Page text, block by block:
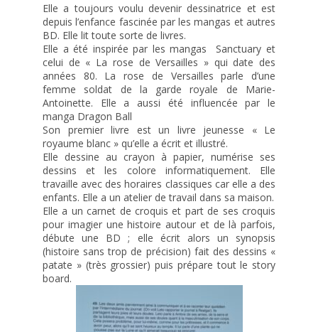
Elle a toujours voulu devenir dessinatrice et est
depuis l’enfance fascinée par les mangas et autres
BD. Elle lit toute sorte de livres.
Elle a été inspirée par les mangas Sanctuary et
celui de « La rose de Versailles » qui date des
années 80. La rose de Versailles parle d’une
femme soldat de la garde royale de Marie-
Antoinette. Elle a aussi été influencée par le
manga Dragon Ball
Son premier livre est un livre jeunesse « Le
royaume blanc » qu’elle a écrit et illustré.
Elle dessine au crayon à papier, numérise ses
dessins et les colore informatiquement. Elle
travaille avec des horaires classiques car elle a des
enfants. Elle a un atelier de travail dans sa maison.
Elle a un carnet de croquis et part de ses croquis
pour imagier une histoire autour et de là parfois,
débute une BD ; elle écrit alors un synopsis
(histoire sans trop de précision) fait des dessins «
patate » (très grossier) puis prépare tout le story
board.